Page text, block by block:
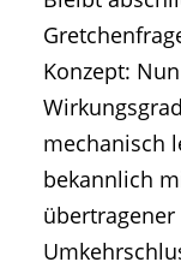
Konzept:
mechanisch
bekannlich